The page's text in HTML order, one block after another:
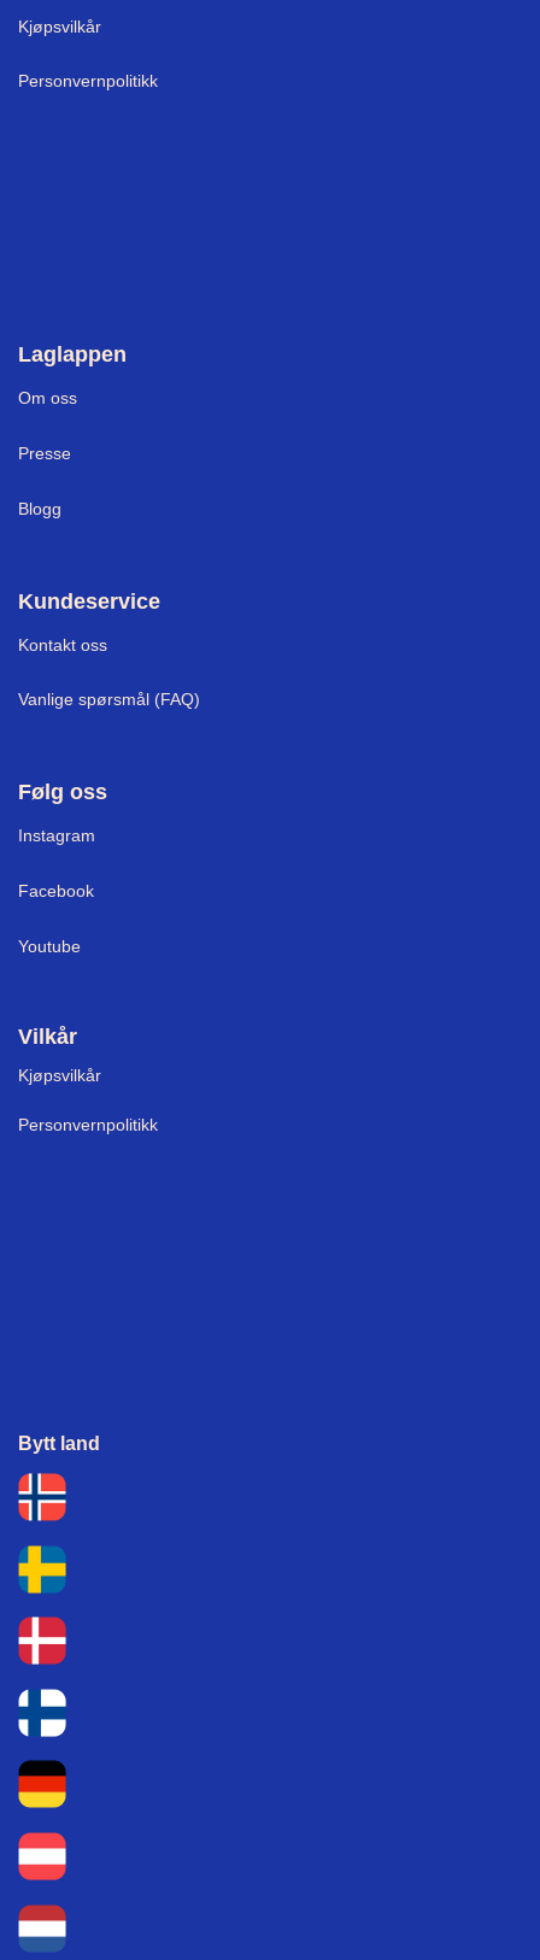
Kjøpsvilkår
Personvernpolitikk
Laglappen
Om oss
Presse
Blogg
Kundeservice
Kontakt oss
Vanlige spørsmål (FAQ)
Følg oss
Instagram
Facebook
Youtube
Vilkår
Kjøpsvilkår
Personvernpolitikk
Bytt land